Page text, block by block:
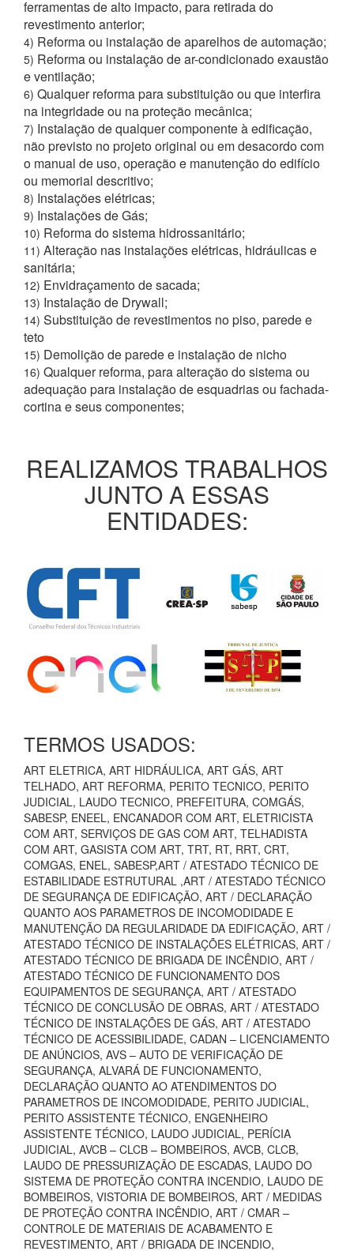
ferramentas de alto impacto, para retirada do
revestimento anterior;
4) Reforma ou instalação de aparelhos de automação;
5) Reforma ou instalação de ar-condicionado exaustão
e ventilação;
6) Qualquer reforma para substituição ou que interfira
na integridade ou na proteção mecânica;
7) Instalação de qualquer componente à edificação,
não previsto no projeto original ou em desacordo com
o manual de uso, operação e manutenção do edifício
ou memorial descritivo;
8) Instalações elétricas;
9) Instalações de Gás;
10) Reforma do sistema hidrossanitário;
11) Alteração nas instalações elétricas, hidráulicas e
sanitária;
12) Envidraçamento de sacada;
13) Instalação de Drywall;
14) Substituição de revestimentos no piso, parede e
teto
15) Demolição de parede e instalação de nicho
16) Qualquer reforma, para alteração do sistema ou
adequação para instalação de esquadrias ou fachada-
cortina e seus componentes;
REALIZAMOS TRABALHOS
JUNTO A ESSAS
ENTIDADES:
TERMOS USADOS:
ART ELETRICA, ART HIDRÁULICA, ART GÁS, ART
TELHADO, ART REFORMA, PERITO TECNICO, PERITO
JUDICIAL, LAUDO TECNICO, PREFEITURA, COMGÁS,
SABESP, ENEEL, ENCANADOR COM ART, ELETRICISTA
COM ART, SERVIÇOS DE GAS COM ART, TELHADISTA
COM ART, GASISTA COM ART, TRT, RT, RRT, CRT,
COMGAS, ENEL, SABESP,ART / ATESTADO TÉCNICO DE
ESTABILIDADE ESTRUTURAL ,ART / ATESTADO TÉCNICO
DE SEGURANÇA DE EDIFICAÇÃO, ART / DECLARAÇÃO
QUANTO AOS PARAMETROS DE INCOMODIDADE E
MANUTENÇÃO DA REGULARIDADE DA EDIFICAÇÃO, ART /
ATESTADO TÉCNICO DE INSTALAÇÕES ELÉTRICAS, ART /
ATESTADO TÉCNICO DE BRIGADA DE INCÊNDIO, ART /
ATESTADO TÉCNICO DE FUNCIONAMENTO DOS
EQUIPAMENTOS DE SEGURANÇA, ART / ATESTADO
TÉCNICO DE CONCLUSÃO DE OBRAS, ART / ATESTADO
TÉCNICO DE INSTALAÇÕES DE GÁS, ART / ATESTADO
TÉCNICO DE ACESSIBILIDADE, CADAN – LICENCIAMENTO
DE ANÚNCIOS, AVS – AUTO DE VERIFICAÇÃO DE
SEGURANÇA, ALVARÁ DE FUNCIONAMENTO,
DECLARAÇÃO QUANTO AO ATENDIMENTOS DO
PARAMETROS DE INCOMODIDADE, PERITO JUDICIAL,
PERITO ASSISTENTE TÉCNICO, ENGENHEIRO
ASSISTENTE TÉCNICO, LAUDO JUDICIAL, PERÍCIA
JUDICIAL, AVCB – CLCB – BOMBEIROS, AVCB, CLCB,
LAUDO DE PRESSURIZAÇÃO DE ESCADAS, LAUDO DO
SISTEMA DE PROTEÇÃO CONTRA INCENDIO, LAUDO DE
BOMBEIROS, VISTORIA DE BOMBEIROS, ART / MEDIDAS
DE PROTEÇÃO CONTRA INCÊNDIO, ART / CMAR –
CONTROLE DE MATERIAIS DE ACABAMENTO E
REVESTIMENTO, ART / BRIGADA DE INCENDIO,